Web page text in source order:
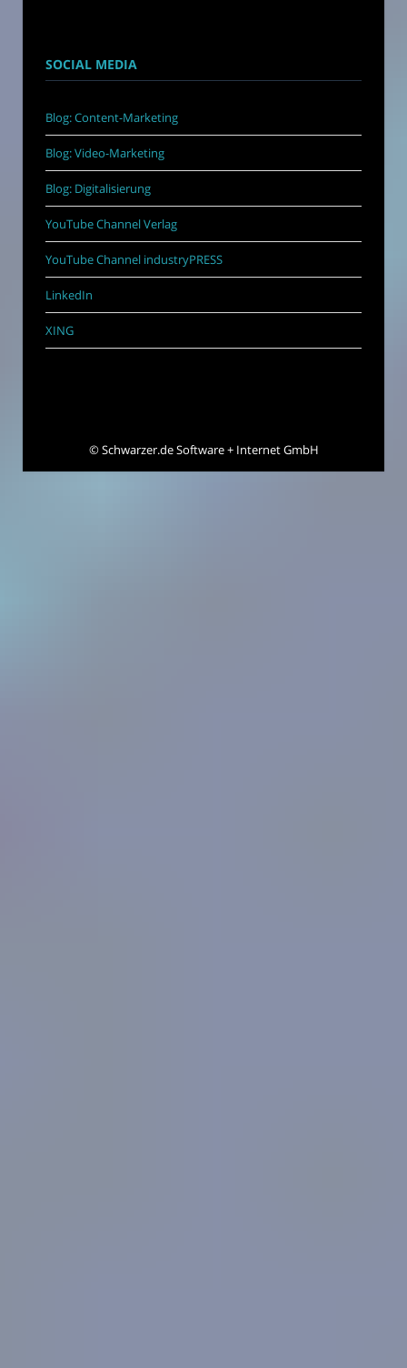
SOCIAL MEDIA
Blog: Content-Marketing
Blog: Video-Marketing
Blog: Digitalisierung
YouTube Channel Verlag
YouTube Channel industryPRESS
LinkedIn
XING
©Schwarzer.de Software + Internet GmbH